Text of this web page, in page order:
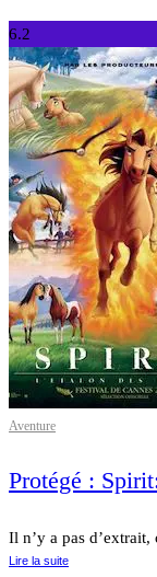
6.2
Aventure
Protégé :
Il n’y a pas
Lire la suite